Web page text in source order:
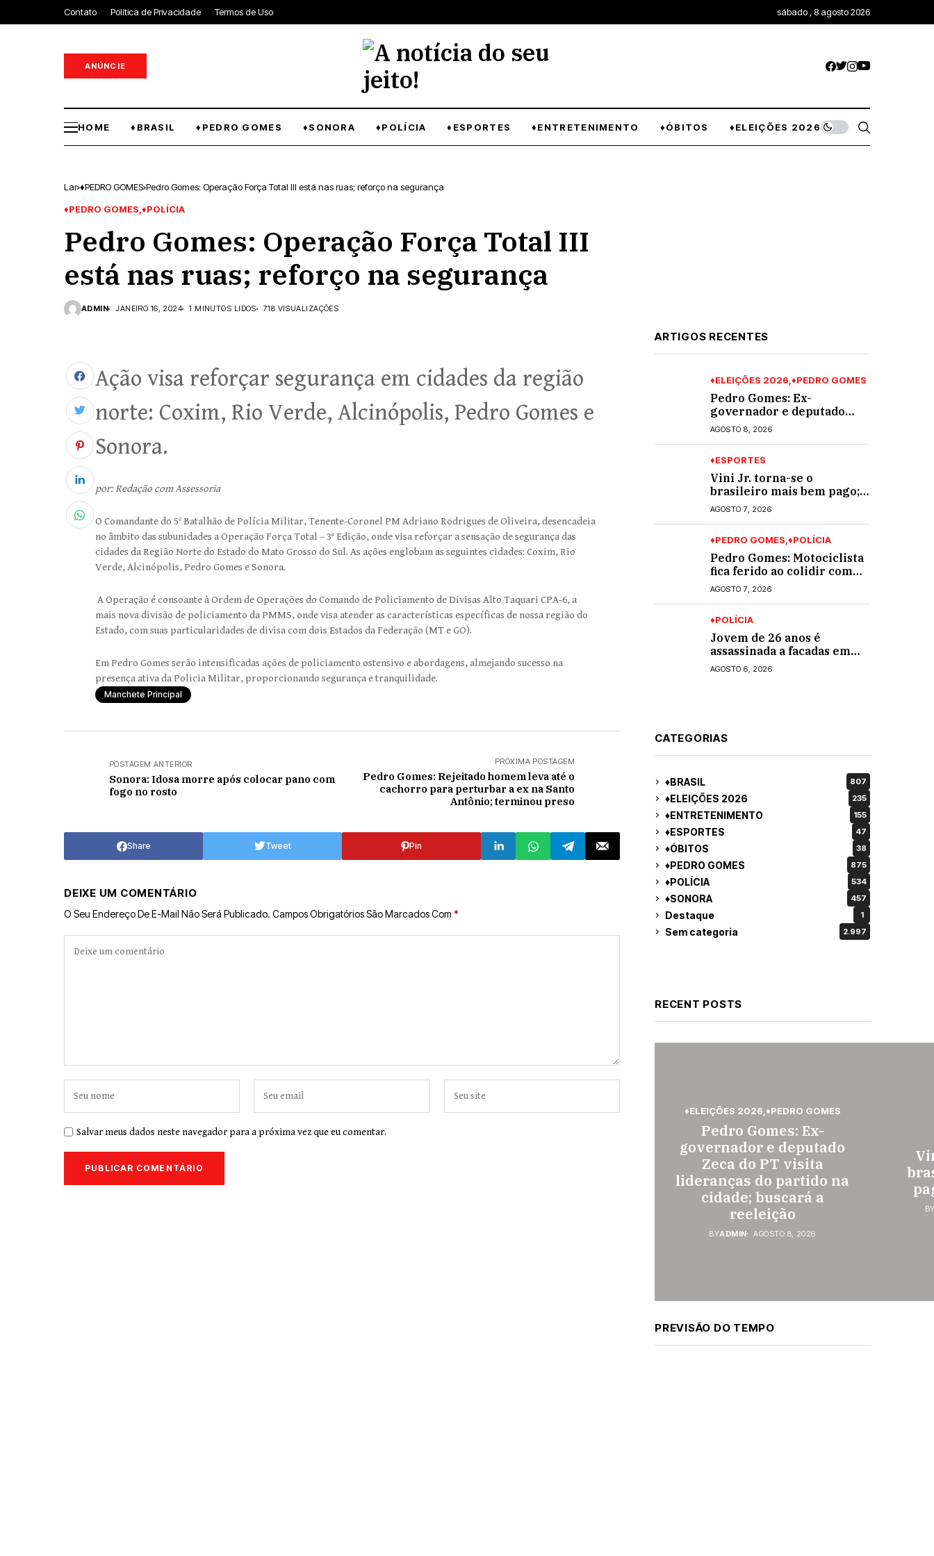
Contato Política de Privacidade Termos de Uso sábado , 8 agosto 2026
ANÚNCIE
HOME ♦BRASIL ♦PEDRO GOMES ♦SONORA ♦POLÍCIA ♦ESPORTES ♦ENTRETENIMENTO ♦ÓBITOS ♦ELEIÇÕES 2026
Lar ♦PEDRO GOMES Pedro Gomes: Operação Força Total III está nas ruas; reforço na segurança
♦PEDRO GOMES ♦POLÍCIA
Pedro Gomes: Operação Força Total III
está nas ruas; reforço na segurança
ADMIN JANEIRO 16, 2024 1 MINUTOS LIDOS 718 VISUALIZAÇÕES
Ação visa reforçar segurança em cidades da região
norte: Coxim, Rio Verde, Alcinópolis, Pedro Gomes e
Sonora.
por: Redação com Assessoria
O Comandante do 5º Batalhão de Polícia Militar, Tenente-Coronel PM Adriano Rodrigues de Oliveira, desencadeia
no âmbito das subunidades a Operação Força Total – 3ª Edição, onde visa reforçar a sensação de segurança das
cidades da Região Norte do Estado do Mato Grosso do Sul. As ações englobam as seguintes cidades: Coxim, Rio
Verde, Alcinópolis, Pedro Gomes e Sonora.
A Operação é consoante à Ordem de Operações do Comando de Policiamento de Divisas Alto Taquari CPA-6, a
mais nova divisão de policiamento da PMMS, onde visa atender as características específicas de nossa região do
Estado, com suas particularidades de divisa com dois Estados da Federação (MT e GO).
Em Pedro Gomes serão intensificadas ações de policiamento ostensivo e abordagens, almejando sucesso na
presença ativa da Policia Militar, proporcionando segurança e tranquilidade.
Manchete Principal
POSTAGEM ANTERIOR
Sonora: Idosa morre após colocar pano com
fogo no rosto
PRÓXIMA POSTAGEM
Pedro Gomes: Rejeitado homem leva até o
cachorro para perturbar a ex na Santo
Antônio; terminou preso
Share Tweet Pin
DEIXE UM COMENTÁRIO
O Seu Endereço De E-Mail Não Será Publicado. Campos Obrigatórios São Marcados Com *
Salvar meus dados neste navegador para a próxima vez que eu comentar.
ARTIGOS RECENTES
♦ELEIÇÕES 2026 ♦PEDRO GOMES
Pedro Gomes: Ex-
governador e deputado
Zeca do PT visita lideranças
do partido na cidade;
AGOSTO 8, 2026
♦ESPORTES
Vini Jr. torna-se o
brasileiro mais bem pago;
veja o top 10
AGOSTO 7, 2026
♦PEDRO GOMES ♦POLÍCIA
Pedro Gomes: Motociclista
fica ferido ao colidir com
automóvel na Av. Diva
Araújo; ele não tinha CNH
AGOSTO 7, 2026
♦POLÍCIA
Jovem de 26 anos é
assassinada a facadas em
Rio Verde de Mato Grosso;
suspeito é procurado
AGOSTO 6, 2026
CATEGORIAS
♦BRASIL 807
♦ELEIÇÕES 2026 235
♦ENTRETENIMENTO 155
♦ESPORTES 47
♦ÓBITOS 38
♦PEDRO GOMES 875
♦POLÍCIA 534
♦SONORA 457
Destaque 1
Sem categoria 2.997
RECENT POSTS
♦ELEIÇÕES 2026 ♦PEDRO GOMES
Pedro Gomes: Ex-
governador e deputado
Zeca do PT visita
lideranças do partido na
cidade; buscará a
reeleição
BYADMIN AGOSTO 8, 2026
PREVISÃO DO TEMPO